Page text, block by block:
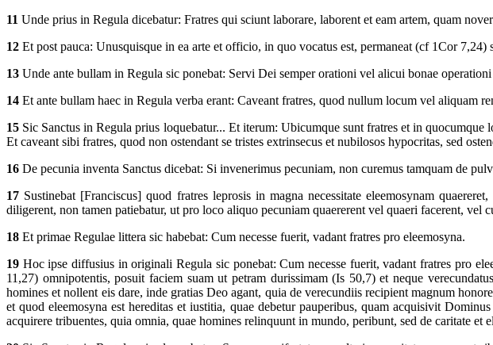
11 Unde prius in Regula dicebatur: Fratres qui sciunt laborare, laborent et eam artem, quam
12 Et post pauca: Unusquisque in ea arte et officio, in quo vocatus est, permaneat (cf 1Cor
13 Unde ante bullam in Regula sic ponebat: Servi Dei semper orationi vel alicui bonae operationi
14 Et ante bullam haec in Regula verba erant: Caveant fratres, quod nullum locum vel aliquam
15 Sic Sanctus in Regula prius loquebatur... Et iterum: Ubicumque sunt fratres et in
Et caveant sibi fratres, quod non ostendant se tristes extrinsecus et nubilosos hypocritas, sed
16 De pecunia inventa Sanctus dicebat: Si invenerimus pecuniam, non curemus tamquam de
17 Sustinebat [Franciscus] quod fratres leprosis in magna necessitate eleemosynam
diligerent, non tamen patiebatur, ut pro loco aliquo pecuniam quaererent vel quaeri facerent, vel
18 Et primae Regulae littera sic habebat: Cum necesse fuerit, vadant fratres pro eleemosyna.
19 Hoc ipse diffusius in originali Regula sic ponebat: Cum necesse fuerit, vadant fratres pro
11,27) omnipotentis, posuit faciem suam ut petram durissimam (Is 50,7) et neque
homines et nollent eis dare, inde gratias Deo agant, quia de verecundiis recipient magnum
et quod eleemosyna est hereditas et iustitia, quae debetur pauperibus, quam acquisivit
acquirere tribuentes, quia omnia, quae homines relinquunt in mundo, peribunt, sed de caritate et